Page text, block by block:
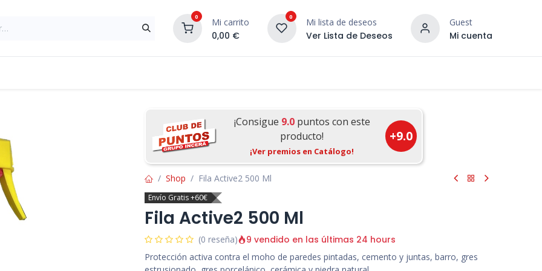
0 Mi carrito
0,00 €
0 Mi lista de deseos
Ver Lista de Deseos
Guest
Mi cuenta
¡DESCUBRE NUESTRO
¡Consigue 9.0puntos con este
producto!
¡Ver premios en Catálogo!
+9.0
Shop Fila Active2 500 Ml
Envío Gratis +60€
Fila Active2 500 Ml
(0 reseña) 9 vendido en las últimas 24 hours
Protección activa contra el moho de paredes pintadas, cemento y juntas, barro, gres